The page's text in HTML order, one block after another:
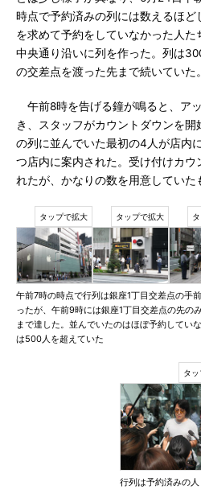
時点で予約済みの列には数えるほ
を求めて予約をしていなかった人た
中央通り沿いに列を作った。列は
の交差点を渡った先まで続いていた。
午前8時を告げる鐘が鳴ると、ア
き、スタッフがカウントダウンを
の列に並んでいた最初の4人が店内
つ店内に案内された。受け付けカウ
れたが、かなりの数を用意していた
午前7時の時点で行列は銀座1丁目交差点の手
ったが、午前9時には銀座1丁目交差点の先の
まで達した。並んでいたのはほぼ予約してい
は500人を超えていた
行列は予約済みの